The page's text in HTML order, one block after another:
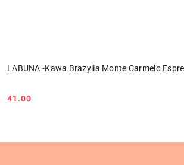
LABUNA -Kawa Brazylia Monte Carmelo
Cena:
41.00